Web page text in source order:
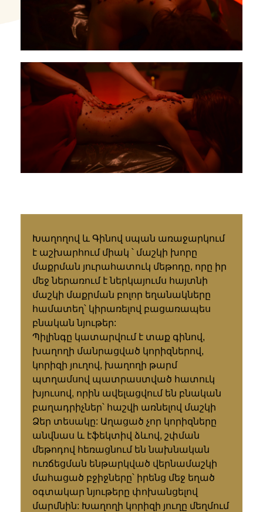
Խաղողով և Գինով սպան առաջարկում
է աշխարհում միակ ՝ մաշկի խորը
մաքրման յուրահատուկ մեթոդը, որը իր
մեջ ներառում է ներկայումս հայտնի
մաշկի մաքրման բոլոր եղանակները
համատեղ՝ կիրառելով բացառապես
բնական նյութեր:
Պիլինգը կատարվում է տաք գինով,
խաղողի մանրացված կորիզներով,
կորիզի յուղով, խաղողի թարմ
պտղամսով պատրաստված հատուկ
խյուսով, որին ավելացվում են բնական
բաղադրիչներ՝ հաշվի առնելով մաշկի
Ձեր տեսակը: Աղացած չոր կորիզները
անվնաս և էֆեկտիվ ձևով, շփման
մեթոդով հեռացնում են նախնական
ուռճեցման ենթարկված վերնամաշկի
մահացած բջիջները՝ իրենց մեջ եղած
օգտակար նյութերը փոխանցելով
մարմնին: Խաղողի կորիզի յուղը մեղմում